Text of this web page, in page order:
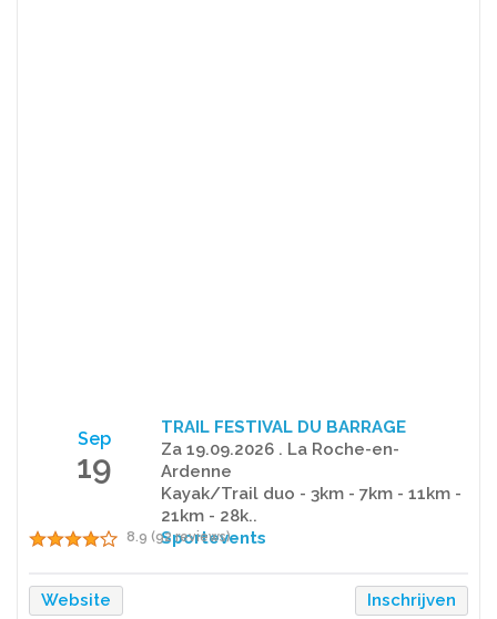
Sep
19
TRAIL FESTIVAL DU BARRAGE
Za 19.09.2026 . La Roche-en-
Ardenne
Kayak/Trail duo - 3km - 7km - 11km -
21km - 28k..
Sportevents
8.9 (92 reviews)
Website Inschrijven